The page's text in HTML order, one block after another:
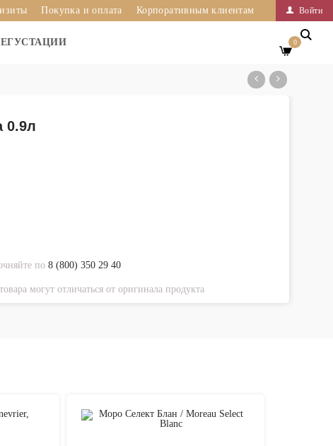
Войти
Покупка и оплата Корпоративным клиентам
0
0.9л
по 8 (800) 350 29 40
могут отличаться от оригинала продукта